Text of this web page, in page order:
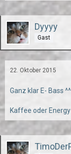
Dyyyy
Gast
22. Oktober 2015
Ganz klar E- Bass
Kaffee oder